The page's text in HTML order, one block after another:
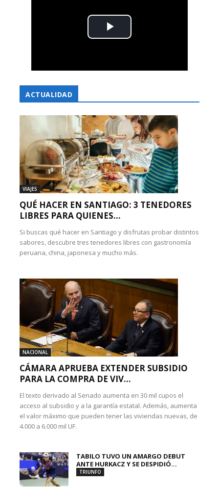
ACTUALIDAD
VIAJES
QUÉ HACER EN SANTIAGO: 3 TENEDORES
LIBRES PARA QUIENES...
Si buscas qué hacer en Santiago y disfrutas probar distintos
sabores, descubre tres tenedores libres con gastronomía
peruana, china, japonesa y mucho más.
NACIONAL
CÁMARA APRUEBA EXTENDER SUBSIDIO
PARA LA COMPRA DE VIV...
El texto derivado al Senado aumenta en 30 mil cupos el
acceso al subsidio y a la garantía estatal. Además, aumenta
el valor máximo que pueden tener las viviendas nuevas, de
4.000 a 6.000 mil UF.
TABILO TUVO UN AMARGO DEBUT
ANTE HURKACZ Y SE DESPIDIÓ...
TRIUNFO